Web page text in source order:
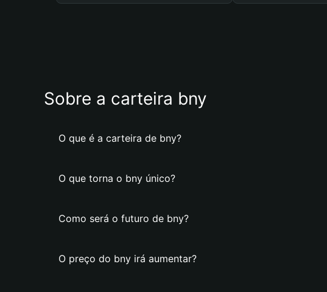
Sobre a carteira bny
O que é a carteira de bny?
O que torna o bny único?
Como será o futuro de bny?
O preço do bny irá aumentar?